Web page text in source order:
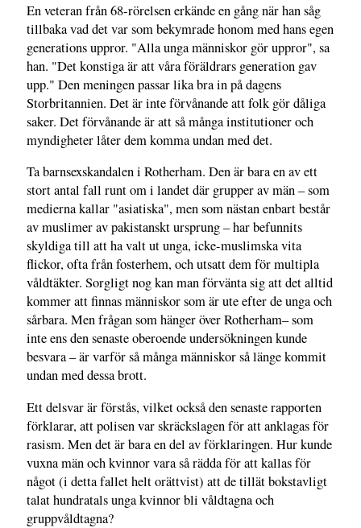
En veteran från 68-rörelsen erkände en gång när han såg
tillbaka vad det var som bekymrade honom med hans egen
generations uppror. "Alla unga människor gör uppror", sa
han. "Det konstiga är att våra föräldrars generation gav
upp." Den meningen passar lika bra in på dagens
Storbritannien. Det är inte förvånande att folk gör dåliga
saker. Det förvånande är att så många institutioner och
myndigheter låter dem komma undan med det.
Ta barnsexskandalen i Rotherham. Den är bara en av ett
stort antal fall runt om i landet där grupper av män – som
medierna kallar "asiatiska", men som nästan enbart består
av muslimer av pakistanskt ursprung – har befunnits
skyldiga till att ha valt ut unga, icke-muslimska vita
flickor, ofta från fosterhem, och utsatt dem för multipla
våldtäkter. Sorgligt nog kan man förvänta sig att det alltid
kommer att finnas människor som är ute efter de unga och
sårbara. Men frågan som hänger över Rotherham– som
inte ens den senaste oberoende undersökningen kunde
besvara – är varför så många människor så länge kommit
undan med dessa brott.
Ett delsvar är förstås, vilket också den senaste rapporten
förklarar, att polisen var skräckslagen för att anklagas för
rasism. Men det är bara en del av förklaringen. Hur kunde
vuxna män och kvinnor vara så rädda för att kallas för
något (i detta fallet helt orättvist) att de tillät bokstavligt
talat hundratals unga kvinnor bli våldtagna och
gruppvåldtagna?